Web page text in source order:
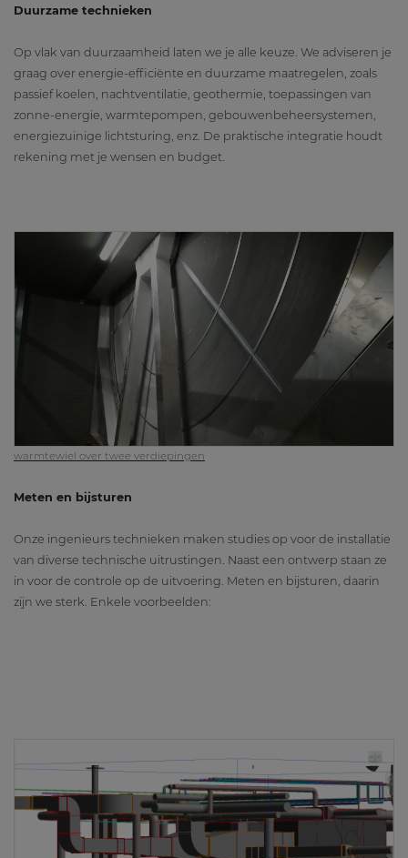
Duurzame technieken
Op vlak van duurzaamheid laten we je alle keuze. We adviseren je
graag over energie-efficiënte en duurzame maatregelen, zoals
passief koelen, nachtventilatie, geothermie, toepassingen van
zonne-energie, warmtepompen, gebouwenbeheersystemen,
energiezuinige lichtsturing, enz. De praktische integratie houdt
rekening met je wensen en budget.
warmtewiel over twee verdiepingen
Meten en bijsturen
Onze ingenieurs technieken maken studies op voor de installatie
van diverse technische uitrustingen. Naast een ontwerp staan ze
in voor de controle op de uitvoering. Meten en bijsturen, daarin
zijn we sterk. Enkele voorbeelden: